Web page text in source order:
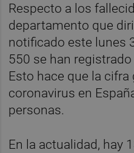
Respecto a los
departamento que
notificado este lunes
550 se han
Esto hace que la
coronavirus en
personas.
En la actualidad, hay